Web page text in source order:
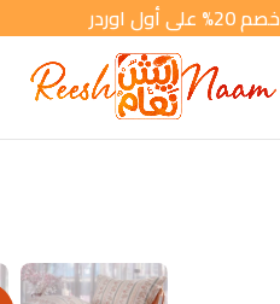
خصم 20% على أول اوردر